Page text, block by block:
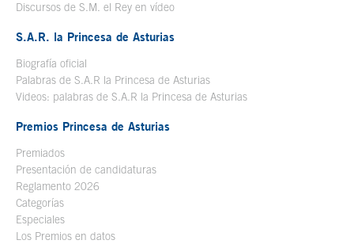
Discursos de S.M. el Rey en vídeo
S.A.R. la Princesa de Asturias
Biografía oficial
Palabras de S.A.R la Princesa de Asturias
Videos: palabras de S.A.R la Princesa de Asturias
Premios Princesa de Asturias
Premiados
Presentación de candidaturas
Reglamento 2026
Categorías
Especiales
Los Premios en datos